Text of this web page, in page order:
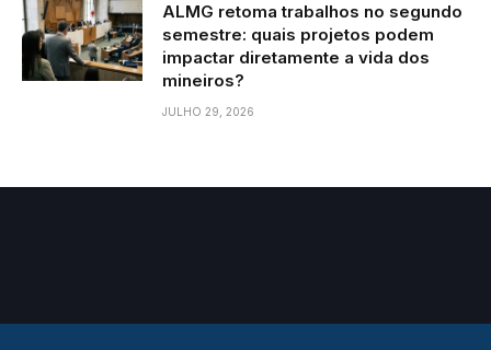
ALMG retoma trabalhos no segundo
semestre: quais projetos podem
impactar diretamente a vida dos
mineiros?
JULHO 29, 2026